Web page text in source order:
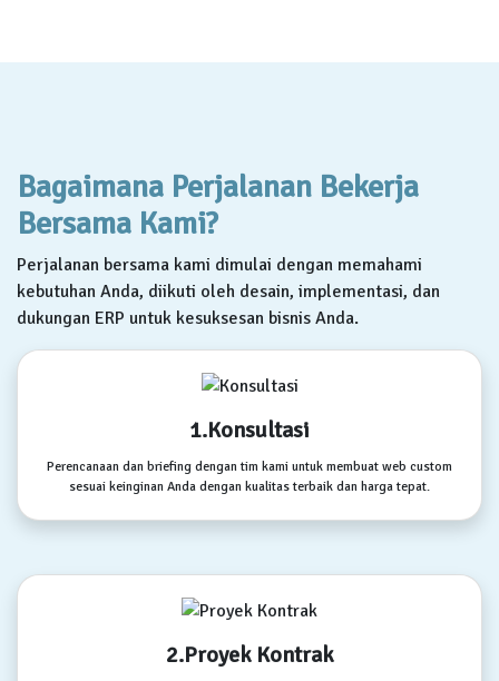
Bagaimana Perjalanan Bekerja
Bersama Kami?
Perjalanan bersama kami dimulai dengan memahami
kebutuhan Anda, diikuti oleh desain, implementasi, dan
dukungan ERP untuk kesuksesan bisnis Anda.
1.Konsultasi
Perencanaan dan briefing dengan tim kami untuk membuat web custom
sesuai keinginan Anda dengan kualitas terbaik dan harga tepat.
2.Proyek Kontrak